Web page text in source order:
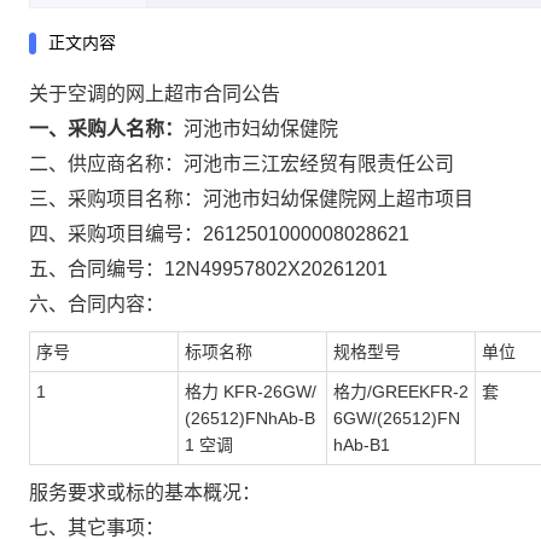
正文内容
关于空调的网上超市合同公告
一、采购人名称： 河池市妇幼保健院
二、供应商名称： 河池市三江宏经贸有限责任公司
三、采购项目名称： 河池市妇幼保健院网上超市项目
四、采购项目编号： 2612501000008028621
五、合同编号： 12N49957802X20261201
六、合同内容：
序号 标项名称 规格型号 单位
1
格力 KFR-26GW/
(26512)FNhAb-B
1 空调
格力/GREEKFR-2
6GW/(26512)FN
hAb-B1
套
服务要求或标的基本概况：
七、其它事项：